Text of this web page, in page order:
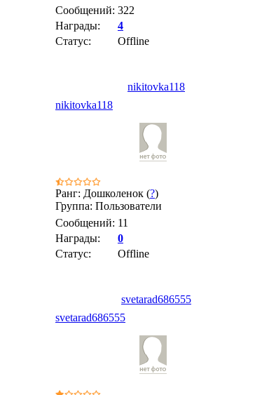
Сообщений: 322
Награды:
4
Статус:
Offline
nikitovka118
nikitovka118
Ранг: Дошколенок (?)
Группа: Пользователи
Сообщений: 11
Награды:
0
Статус:
Offline
svetarad686555
svetarad686555